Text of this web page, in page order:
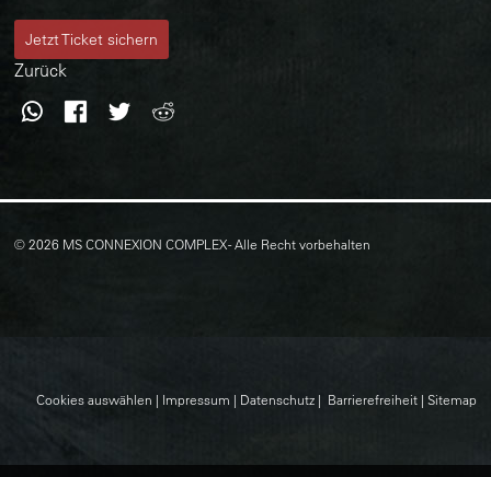
Jetzt Ticket sichern
Zurück
WhatsAppFacebook
Twitter
© 2026 MS CONNEXION COMPLEX - Alle Recht vorbehalten
Cookies auswählen | Impressum | Datenschutz| Barrierefreiheit| Sitemap